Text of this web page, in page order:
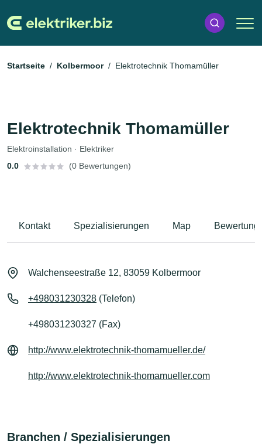
Startseite Kolbermoor Elektrotechnik Thomamüller
Elektrotechnik Thomamüller
Elektroinstallation · Elektriker
0.0
(0 Bewertungen)
Kontakt Spezialisierungen Map
Walchenseestraße 12, 83059 Kolbermoor
+498031230328 (Telefon)
+498031230327 (Fax)
http://www.elektrotechnik-thomamueller.de/
http://www.elektrotechnik-thomamueller.com
Branchen / Spezialisierungen